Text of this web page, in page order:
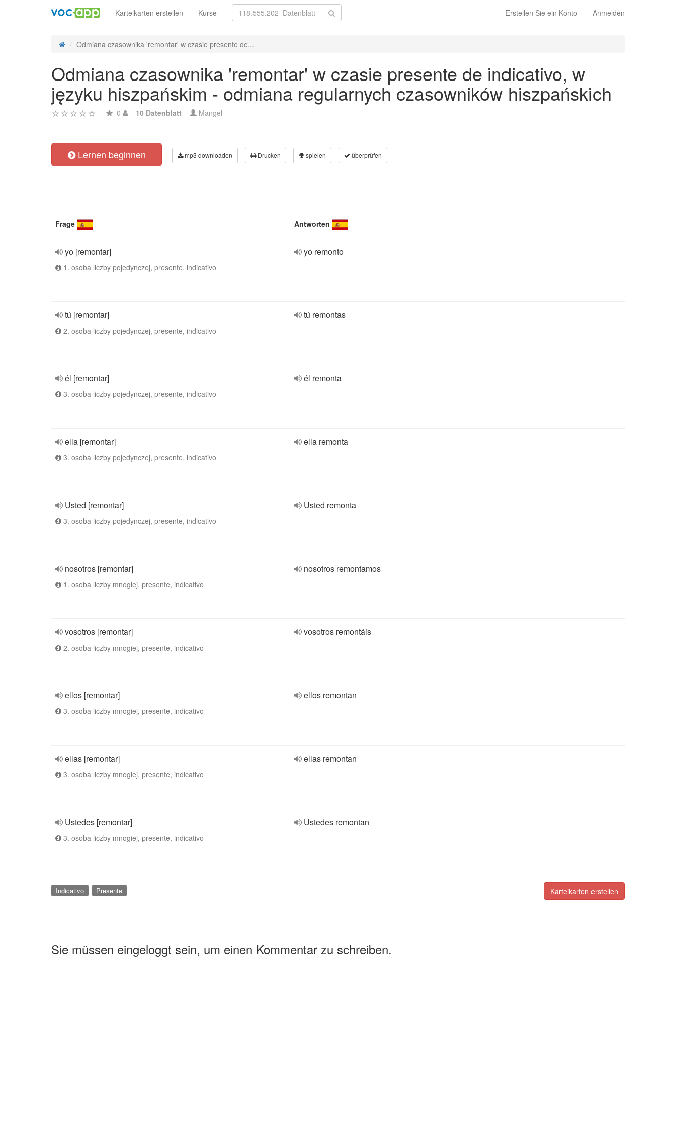
Erstellen Sie ein Konto Anmelden
Karteikarten erstellen Kurse
Odmiana czasownika 'remontar' w czasie presente de...
Odmiana czasownika 'remontar' w czasie presente de indicativo, w
języku hiszpańskim - odmiana regularnych czasowników hiszpańskich
0 10 Datenblatt Mangel
Lernen beginnen mp3 downloaden Drucken spielen überprüfen
Frage Antworten
yo [remontar]
1. osoba liczby pojedynczej, presente, indicativo
yo remonto
tú [remontar]
2. osoba liczby pojedynczej, presente, indicativo
tú remontas
él [remontar]
3. osoba liczby pojedynczej, presente, indicativo
él remonta
ella [remontar]
3. osoba liczby pojedynczej, presente, indicativo
ella remonta
Usted [remontar]
3. osoba liczby pojedynczej, presente, indicativo
Usted remonta
nosotros [remontar]
1. osoba liczby mnogiej, presente, indicativo
nosotros remontamos
vosotros [remontar]
2. osoba liczby mnogiej, presente, indicativo
vosotros remontáis
ellos [remontar]
3. osoba liczby mnogiej, presente, indicativo
ellos remontan
ellas [remontar]
3. osoba liczby mnogiej, presente, indicativo
ellas remontan
Ustedes [remontar]
3. osoba liczby mnogiej, presente, indicativo
Ustedes remontan
Karteikarten erstellen
Indicativo Presente
Sie müssen eingeloggt sein, um einen Kommentar zu schreiben.